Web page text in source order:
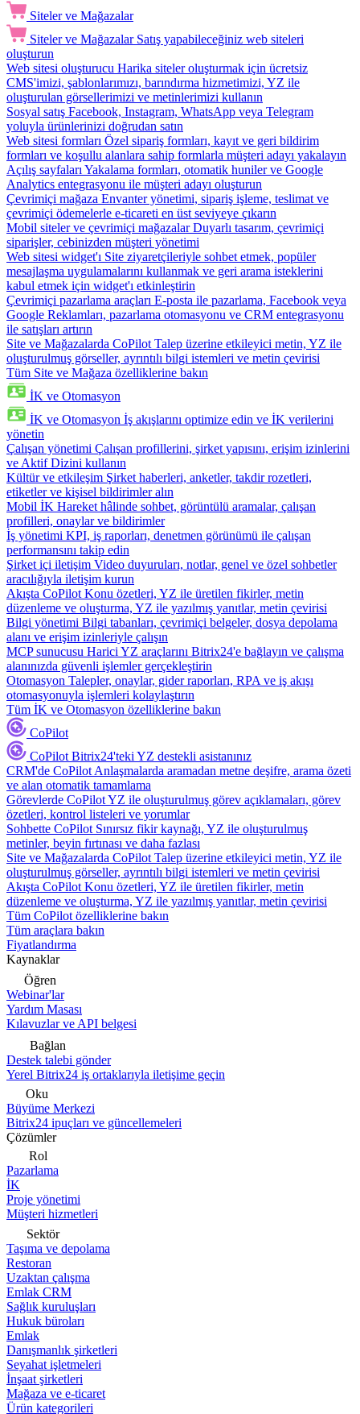
Siteler ve Mağazalar
Siteler ve Mağazalar Satış yapabileceğiniz web siteleri
oluşturun
Web sitesi oluşturucu Harika siteler oluşturmak için ücretsiz
CMS'imizi, şablonlarımızı, barındırma hizmetimizi, YZ ile
oluşturulan görsellerimizi ve metinlerimizi kullanın
Sosyal satış Facebook, Instagram, WhatsApp veya Telegram
yoluyla ürünlerinizi doğrudan satın
Web sitesi formları Özel sipariş formları, kayıt ve geri bildirim
formları ve koşullu alanlara sahip formlarla müşteri adayı yakalayın
Açılış sayfaları Yakalama formları, otomatik huniler ve Google
Analytics entegrasyonu ile müşteri adayı oluşturun
Çevrimiçi mağaza Envanter yönetimi, sipariş işleme, teslimat ve
çevrimiçi ödemelerle e-ticareti en üst seviyeye çıkarın
Mobil siteler ve çevrimiçi mağazalar Duyarlı tasarım, çevrimiçi
siparişler, cebinizden müşteri yönetimi
Web sitesi widget'ı Site ziyaretçileriyle sohbet etmek, popüler
mesajlaşma uygulamalarını kullanmak ve geri arama isteklerini
kabul etmek için widget'ı etkinleştirin
Çevrimiçi pazarlama araçları E-posta ile pazarlama, Facebook veya
Google Reklamları, pazarlama otomasyonu ve CRM entegrasyonu
ile satışları artırın
Site ve Mağazalarda CoPilot Talep üzerine etkileyici metin, YZ ile
oluşturulmuş görseller, ayrıntılı bilgi istemleri ve metin çevirisi
Tüm Site ve Mağaza özelliklerine bakın
İK ve Otomasyon
İK ve Otomasyon İş akışlarını optimize edin ve İK verilerini
yönetin
Çalışan yönetimi Çalışan profillerini, şirket yapısını, erişim izinlerini
ve Aktif Dizini kullanın
Kültür ve etkileşim Şirket haberleri, anketler, takdir rozetleri,
etiketler ve kişisel bildirimler alın
Mobil İK Hareket hâlinde sohbet, görüntülü aramalar, çalışan
profilleri, onaylar ve bildirimler
İş yönetimi KPI, iş raporları, denetmen görünümü ile çalışan
performansını takip edin
Şirket içi iletişim Video duyuruları, notlar, genel ve özel sohbetler
aracılığıyla iletişim kurun
Akışta CoPilot Konu özetleri, YZ ile üretilen fikirler, metin
düzenleme ve oluşturma, YZ ile yazılmış yanıtlar, metin çevirisi
Bilgi yönetimi Bilgi tabanları, çevrimiçi belgeler, dosya depolama
alanı ve erişim izinleriyle çalışın
MCP sunucusu Harici YZ araçlarını Bitrix24'e bağlayın ve çalışma
alanınızda güvenli işlemler gerçekleştirin
Otomasyon Talepler, onaylar, gider raporları, RPA ve iş akışı
otomasyonuyla işlemleri kolaylaştırın
Tüm İK ve Otomasyon özelliklerine bakın
CoPilot
CoPilot Bitrix24'teki YZ destekli asistanınız
CRM'de CoPilot Anlaşmalarda aramadan metne deşifre, arama özeti
ve alan otomatik tamamlama
Görevlerde CoPilotYZ ile oluşturulmuş görev açıklamaları, görev
özetleri, kontrol listeleri ve yorumlar
Sohbette CoPilot Sınırsız fikir kaynağı, YZ ile oluşturulmuş
metinler, beyin fırtınası ve daha fazlası
Site ve Mağazalarda CoPilot Talep üzerine etkileyici metin, YZ ile
oluşturulmuş görseller, ayrıntılı bilgi istemleri ve metin çevirisi
Akışta CoPilot Konu özetleri, YZ ile üretilen fikirler, metin
düzenleme ve oluşturma, YZ ile yazılmış yanıtlar, metin çevirisi
Tüm CoPilot özelliklerine bakın
Tüm araçlara bakın
Fiyatlandırma
Kaynaklar
Öğren
Webinar'lar
Yardım Masası
Kılavuzlar ve API belgesi
Bağlan
Destek talebi gönder
Yerel Bitrix24 iş ortaklarıyla iletişime geçin
Oku
Büyüme Merkezi
Bitrix24 ipuçları ve güncellemeleri
Çözümler
Rol
Pazarlama
İK
Proje yönetimi
Müşteri hizmetleri
Sektör
Taşıma ve depolama
Restoran
Uzaktan çalışma
Emlak CRM
Sağlık kuruluşları
Hukuk büroları
Emlak
Danışmanlık şirketleri
Seyahat işletmeleri
İnşaat şirketleri
Mağaza ve e-ticaret
Ürün kategorileri